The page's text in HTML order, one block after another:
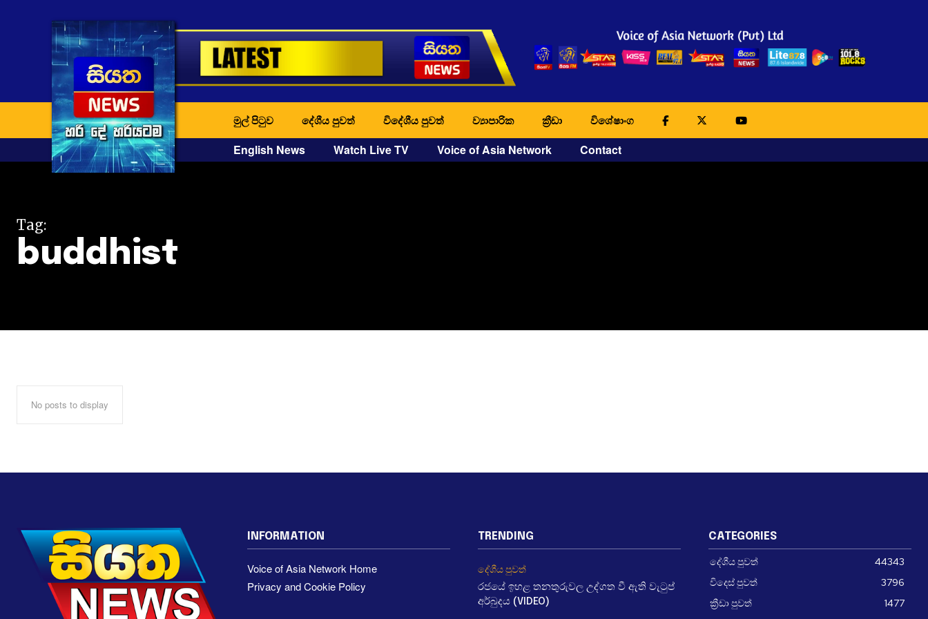
මුල් පිටුව දේශීය පුවත් විදේශීය පුවත් ව්‍යාපාරික ක්‍රීඩා විශේෂාංග
English News Watch Live TV Voice of Asia Network Contact
Tag:
buddhist
No posts to display
INFORMATION
Voice of Asia Network Home
Privacy and Cookie Policy
TRENDING
දේශීය පුවත්
රජයේ ඉහළ තනතුරුවල උද්ගත වී ඇති වැටුප්
අර්බුදය (VIDEO)
CATEGORIES
දේශීය පුවත්
44343
විදෙස් පුවත්
3796
ක්‍රීඩා පුවත්
1477